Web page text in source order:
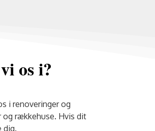
os i?
i renoveringer og
og rækkehuse. Hvis dit
dig.